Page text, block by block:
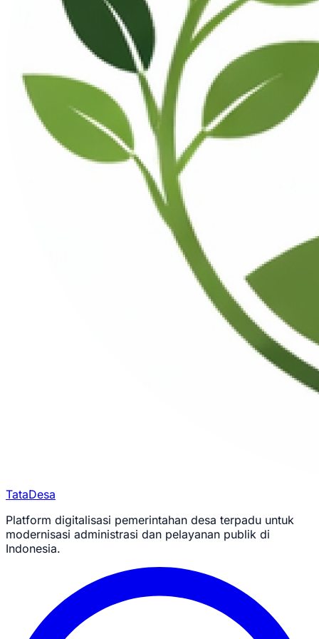
TataDesa
Platform digitalisasi pemerintahan desa terpadu untuk
modernisasi administrasi dan pelayanan publik di
Indonesia.